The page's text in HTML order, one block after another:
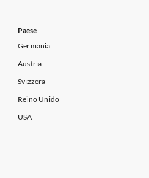
Paese
Germania
Austria
Svizzera
Reino Unido
USA